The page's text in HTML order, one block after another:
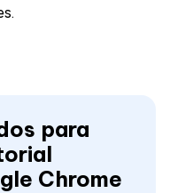
para
Chrome